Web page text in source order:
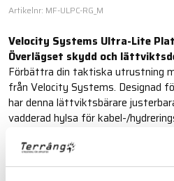
Artikelnr: MF-ULPC-RG_M
Velocity Systems Ultra-Lite
Överlägset skydd och
Förbättra din taktiska utrustning
från Velocity Systems. Designad
har denna lättviktsbärare
vadderad hylsa för kabel-/
fästsystem ger mångsidighet för